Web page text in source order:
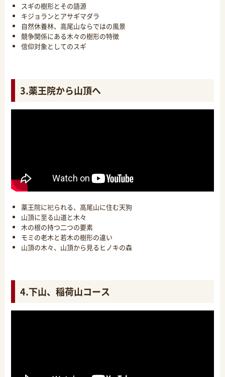
スギの樹形とその語源
キジョランとアサギマダラ
自然休養林、高尾山ならではの風景
競争関係にある木々の樹形の特徴
信仰対象としてのスギ
3.薬王院から山頂へ
薬王院に祀られる、高尾山に住む天狗
山頂に至る山道と木々
木の根の持つ二つの要素
モミの老木と若木の樹形の違い
山頂の木々、山頂から見るヒノキの森
4.下山、稲荷山コース